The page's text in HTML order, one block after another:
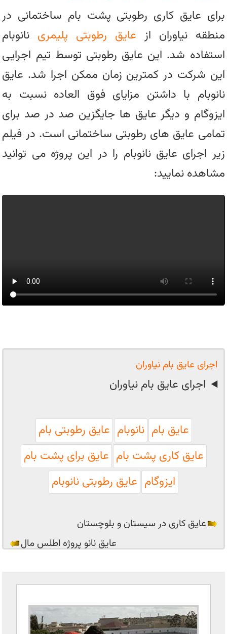
برای عایق کاری رطوبتی پشت بام ساختمانی در
منطقه نیاوران از عایق رطوبتی پلیمری نانوبام
استفاده شد. این عایق رطوبتی توسط تیم اجرایی
این شرکت در کمترین زمان ممکن اجرا شد. عایق
نانوبام با داشتن مزایای فوق العاده نسبت به
ایزوگام و دیگر عایق ها جایگزین صد در صد برای
تمامی عایق های رطوبتی ساختمانی است. در فیلم
زیر اجرای عایق نانوبام را در این پروژه می توانید
مشاهده نمایید:
اجرای عایق بام نیاوران
اجرای عایق بام نیاوران
عایق بام نانوبام عایق رطوبتی بام
عایق کاری پشت بام عایق برای پشت بام
ایزوگام عایق رطوبتی نانوبام
عایق کاری در سیستان و بلوچستان
عایق نانو پروژه اطلس مال